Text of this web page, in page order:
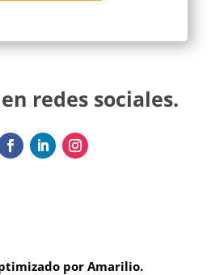
redes sociales.
por Amarilio.